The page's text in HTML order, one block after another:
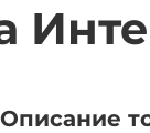
Описание